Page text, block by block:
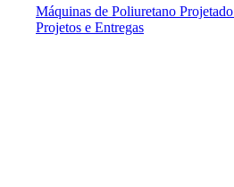
Máquinas de Poliuretano Projetado
Projetos e Entregas